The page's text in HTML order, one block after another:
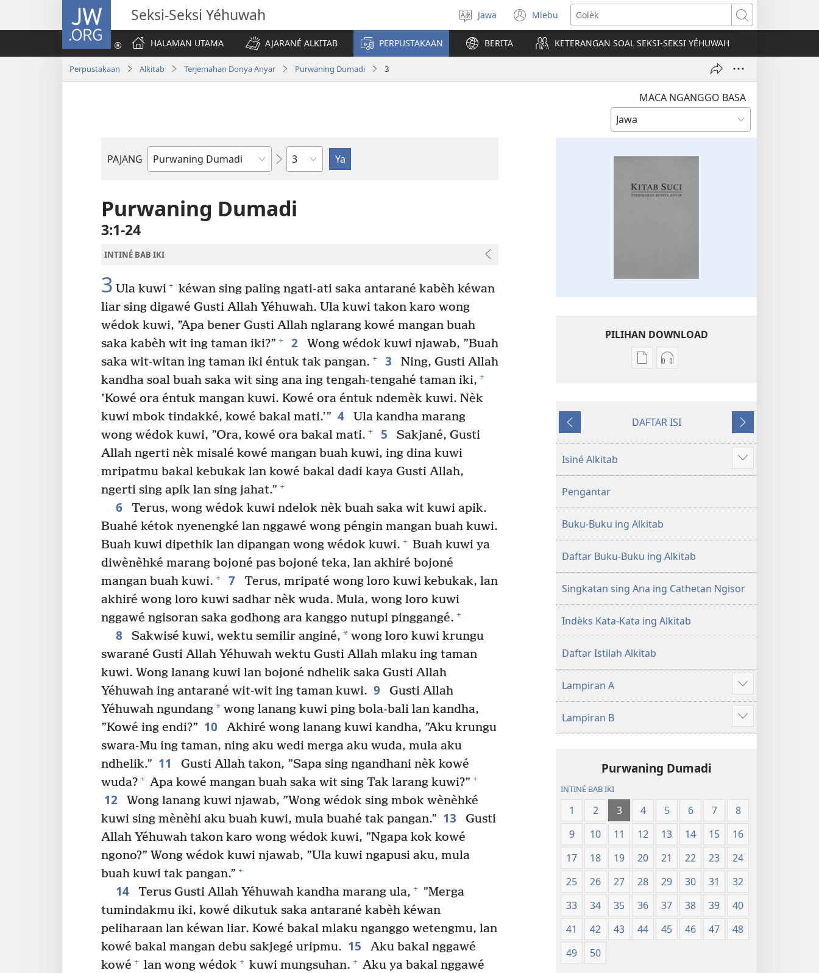
JW.ORG Seksi-Seksi Yéhuwah
Pilih
basa
Jawa Mlebu
(opens
new
window)
Golèk
HALAMAN UTAMA
AJARANÉ ALKITAB PERPUSTAKAAN BERITA KETERANGAN SOAL SEKSI-SEKSI YÉHUWAH
Perpustakaan Alkitab Terjemahan Donya Anyar Purwaning Dumadi 3
MACA NGANGGO BASA
PAJANG
Buku
Bab
Purwaning Dumadi
3:1-24
INTINÉ BAB IKI
3 Ula kuwi + kéwan sing paling ngati-ati saka antarané kabèh kéwan
liar sing digawé Gusti Allah Yéhuwah. Ula kuwi takon karo wong
wédok kuwi, ”Apa bener Gusti Allah nglarang kowé mangan buah
saka kabèh wit ing taman iki?” + 2
Wong wédok kuwi njawab, ”Buah
saka wit-witan ing taman iki éntuk tak pangan. + 3
Ning, Gusti Allah
kandha soal buah saka wit sing ana ing tengah-tengahé taman iki, +
’Kowé ora éntuk mangan kuwi. Kowé ora éntuk ndemèk kuwi. Nèk
kuwi mbok tindakké, kowé bakal mati.’” 4
Ula kandha marang
wong wédok kuwi, ”Ora, kowé ora bakal mati. + 5
Sakjané, Gusti
Allah ngerti nèk misalé kowé mangan buah kuwi, ing dina kuwi
mripatmu bakal kebukak lan kowé bakal dadi kaya Gusti Allah,
ngerti sing apik lan sing jahat.” +
6
Terus, wong wédok kuwi ndelok nèk buah saka wit kuwi apik.
Buahé kétok nyenengké lan nggawé wong péngin mangan buah kuwi.
Buah kuwi dipethik lan dipangan wong wédok kuwi. + Buah kuwi ya
diwènèhké marang bojoné pas bojoné teka, lan akhiré bojoné
mangan buah kuwi. + 7
Terus, mripaté wong loro kuwi kebukak, lan
akhiré wong loro kuwi sadhar nèk wuda. Mula, wong loro kuwi
nggawé ngisoran saka godhong ara kanggo nutupi pinggangé. +
8 Sakwisé kuwi, wektu semilir anginé, *wong loro kuwi krungu
swarané Gusti Allah Yéhuwah wektu Gusti Allah mlaku ing taman
kuwi. Wong lanang kuwi lan bojoné ndhelik saka Gusti Allah
Yéhuwah ing antarané wit-wit ing taman kuwi. 9
Gusti Allah
Yéhuwah ngundang* wong lanang kuwi ping bola-bali lan kandha,
”Kowé ing endi?” 10
Akhiré wong lanang kuwi kandha, ”Aku krungu
swara-Mu ing taman, ning aku wedi merga aku wuda, mula aku
ndhelik.” 11
Gusti Allah takon, ”Sapa sing ngandhani nèk kowé
wuda? + Apa kowé mangan buah saka wit sing Tak larang kuwi?” +
12
Wong lanang kuwi njawab, ”Wong wédok sing mbok wènèhké
kuwi sing mènèhi aku buah kuwi, mula buahé tak pangan.” 13
Gusti
Allah Yéhuwah takon karo wong wédok kuwi, ”Ngapa kok kowé
ngono?” Wong wédok kuwi njawab, ”Ula kuwi ngapusi aku, mula
buah kuwi tak pangan.” +
14 Terus Gusti Allah Yéhuwah kandha marang ula, + ”Merga
tumindakmu iki, kowé dikutuk saka antarané kabèh kéwan
peliharaan lan kéwan liar. Kowé bakal mlaku nganggo wetengmu, lan
kowé bakal mangan debu sakjegé uripmu. 15
Aku bakal nggawé
kowé + lan wong wédok + kuwi mungsuhan. + Aku ya bakal nggawé
PILIHAN DOWNLOAD
Pilihan
digital
Pilihan
swara
Sakdurungé
DAFTAR ISI
Sakbanjuré
Isiné Alkitab
Show
more
Pengantar
Buku-Buku ing Alkitab
Daftar Buku-Buku ing Alkitab
Singkatan sing Ana ing Cathetan Ngisor
Indèks Kata-Kata ing Alkitab
Daftar Istilah Alkitab
Lampiran A
Show
more
Lampiran B
Show
more
Purwaning Dumadi
INTINÉ BAB IKI
1 2 3 4 5 6 7
8
9
10 11 12 13 14 15
16
17
18 19 20 21 22 23
24
25
26 27 28 29 30 31
32
33
34 35 36 37 38 39
40
41
42 43 44 45 46 47
48
49
50